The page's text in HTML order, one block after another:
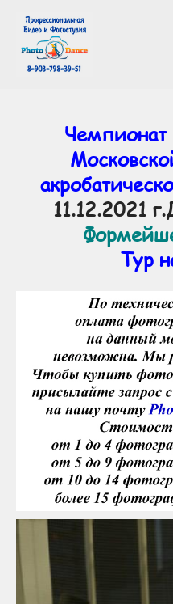
Чемпионат
11.12.2021
Тур